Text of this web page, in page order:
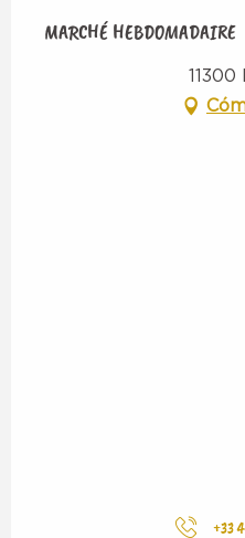
MARCHÉ HEBDOMADAIRE
11300
+33